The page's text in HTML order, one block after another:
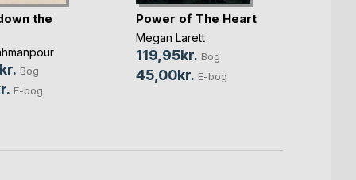
the
Bog
E-bog
Power of The Heart
Megan Larett
119,95kr. Bog
45,00kr. E-bog